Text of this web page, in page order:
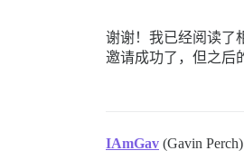
谢谢！我已经阅读了
邀请成功了，但之后
IAmGav (Gavin Perch)